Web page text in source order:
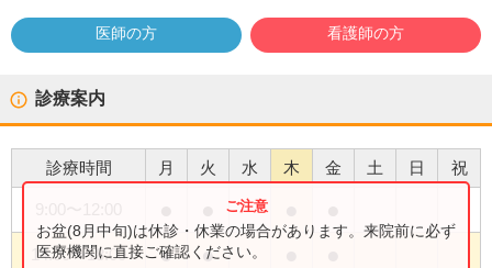
医師の方 看護師の方
診療案内
診療時間 月 火 水 木 金 土 日 祝
14:00〜18:00 ● ●
お盆(8月中旬)は休診・休業の場合があります。来院前に必ず
医療機関に直接ご確認ください。